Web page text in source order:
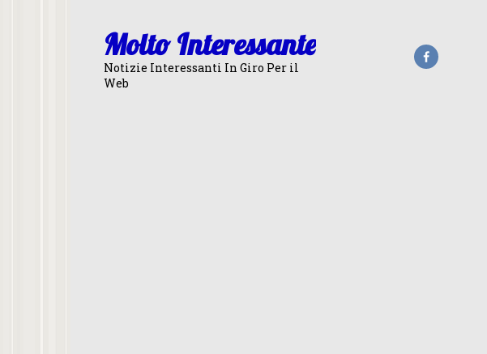
Molto Interessante
Notizie Interessanti In Giro Per il
Web